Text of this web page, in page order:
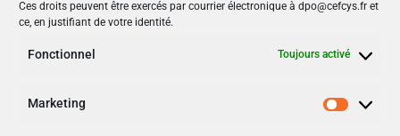
Ces droits peuvent être exercés par courrier électronique à dpo@cefcys.fr et
ce, en justifiant de votre identité.
Fonctionnel Toujours activé
Marketing
Le Cyber Women Day (10)
Les femmes dans la cyber (19)
Les publications du Cefcys (7)
Sensibilisation (1)